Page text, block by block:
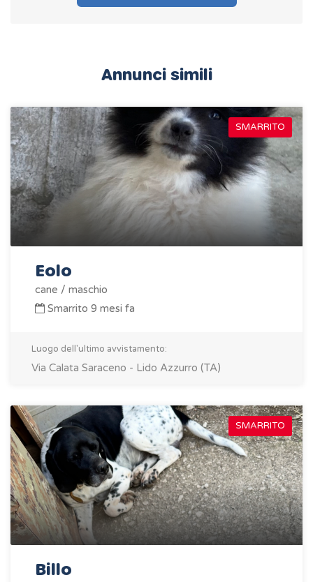
Annunci simili
SMARRITO
Eolo
cane / maschio
Smarrito 9 mesi fa
Luogo dell'ultimo avvistamento:
Via Calata Saraceno - Lido Azzurro (TA)
SMARRITO
Billo